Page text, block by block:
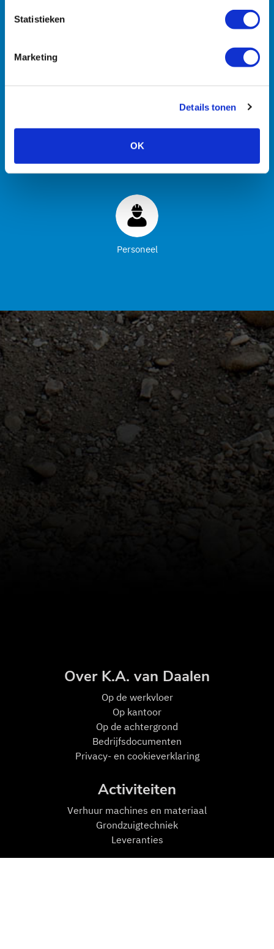
Statistieken
Marketing
Details tonen
OK
Machines Transport ZuigmachinesHulpmiddelen
Personeel
Over K.A. van Daalen
Op de werkvloer
Op kantoor
Op de achtergrond
Bedrijfsdocumenten
Privacy- en cookieverklaring
Activiteiten
Verhuur machines en materiaal
Grondzuigtechniek
Leveranties